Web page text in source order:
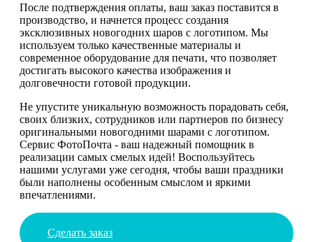
После подтверждения оплаты, ваш заказ поставится в
производство, и начнется процесс создания
эксклюзивных новогодних шаров с логотипом. Мы
используем только качественные материалы и
современное оборудование для печати, что позволяет
достигать высокого качества изображения и
долговечности готовой продукции.
Не упустите уникальную возможность порадовать себя,
своих близких, сотрудников или партнеров по бизнесу
оригинальными новогодними шарами с логотипом.
Сервис ФотоПочта - ваш надежный помощник в
реализации самых смелых идей! Воспользуйтесь
нашими услугами уже сегодня, чтобы ваши праздники
были наполнены особенным смыслом и яркими
впечатлениями.
Сделать заказ